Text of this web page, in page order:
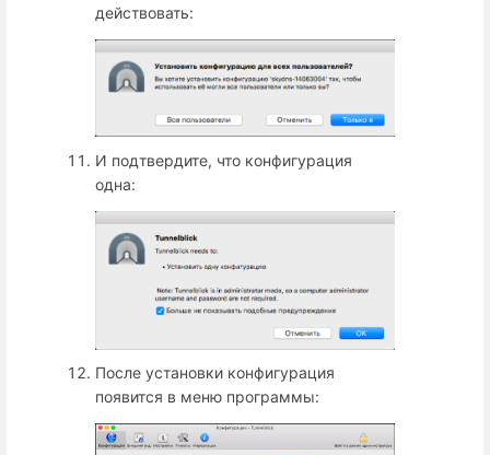
действовать:
И подтвердите, что конфигурация
одна:
После установки конфигурация
появится в меню программы: